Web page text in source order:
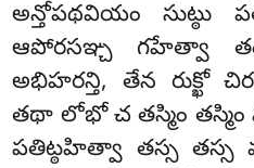
అన్తోపథవియం సుట్ఠు
ఆపోరసఞ్చ గహేత్వా
అభిహరన్తి, తేన రుక్ఖో
తథా లోభో చ తస్మిం తస్మిం
పతిట్ఠహిత్వా తస్స తస్స